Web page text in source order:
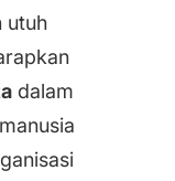
utuh
dalam